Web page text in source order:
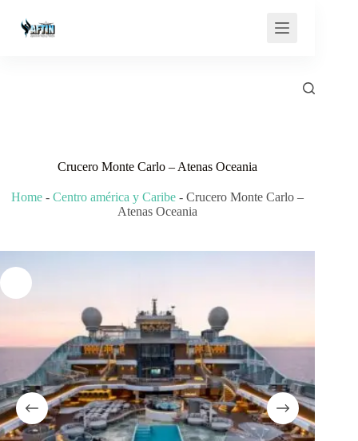
contenido
Crucero Monte Carlo – Atenas Oceania
Home -Centro américa y Caribe -Crucero Monte Carlo –
Atenas Oceania